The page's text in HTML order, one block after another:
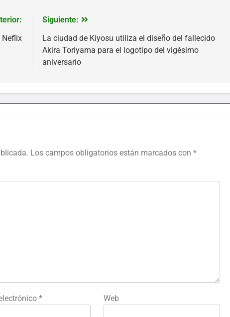
Neflix
Siguiente:
La ciudad de Kiyosu utiliza el diseño del fallecido
Akira Toriyama para el logotipo del vigésimo
aniversario
Los campos obligatorios están marcados con *
* Web